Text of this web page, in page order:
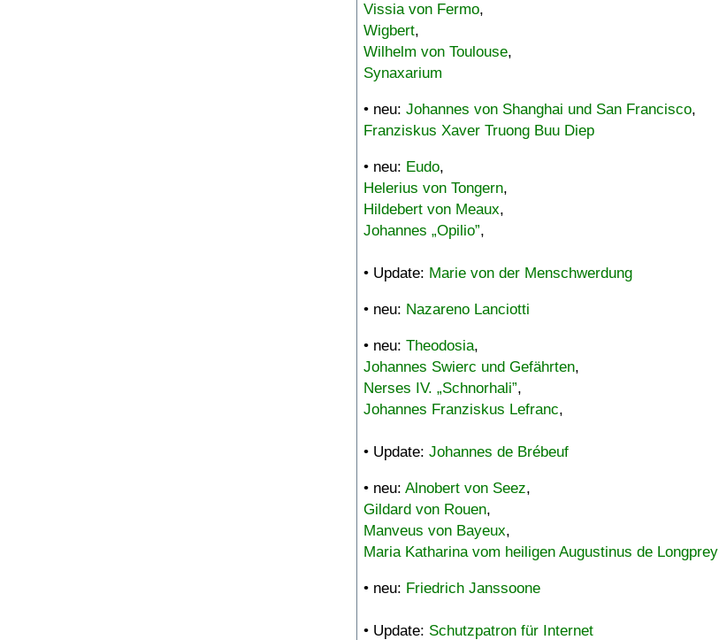
Vissia von Fermo,
Wigbert,
Wilhelm von Toulouse,
Synaxarium
• neu: Johannes von Shanghai und San Francisco,
Franziskus Xaver Truong Buu Diep
• neu: Eudo,
Helerius von Tongern,
Hildebert von Meaux,
Johannes „Opilio”,
• Update: Marie von der Menschwerdung
• neu: Nazareno Lanciotti
• neu: Theodosia,
Johannes Swierc und Gefährten,
Nerses IV. „Schnorhali”,
Johannes Franziskus Lefranc,
• Update: Johannes de Brébeuf
• neu: Alnobert von Seez,
Gildard von Rouen,
Manveus von Bayeux,
Maria Katharina vom heiligen Augustinus de Longprey
• neu: Friedrich Janssoone
• Update: Schutzpatron für Internet